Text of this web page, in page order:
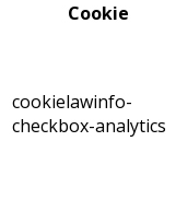
Cookie
cookielawinfo-
checkbox-analytics